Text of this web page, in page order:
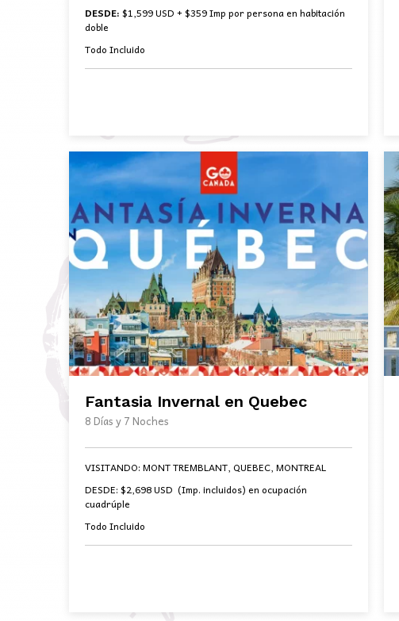
DESDE: $1,599 USD + $359 Imp por persona en habitación
doble
Todo Incluido
Fantasia Invernal en Quebec
8 Días y 7 Noches
VISITANDO: MONT TREMBLANT, QUEBEC, MONTREAL
DESDE: $2,698 USD (Imp. incluidos) en ocupación
cuadrúple
Todo Incluido